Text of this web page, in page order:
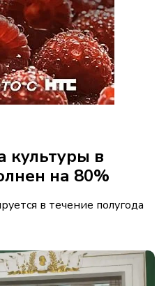
культуры в
на 80%
в течение полугода